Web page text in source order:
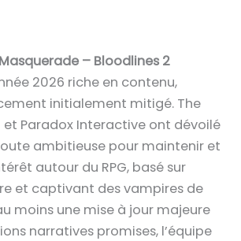
– Bloodlines 2
2026 riche en contenu,
initialement mitigé. The
et Paradox Interactive ont dévoilé
ambitieuse pour maintenir et
autour du RPG, basé sur
et captivant des vampires de
moins une mise à jour majeure
narratives promises, l’équipe